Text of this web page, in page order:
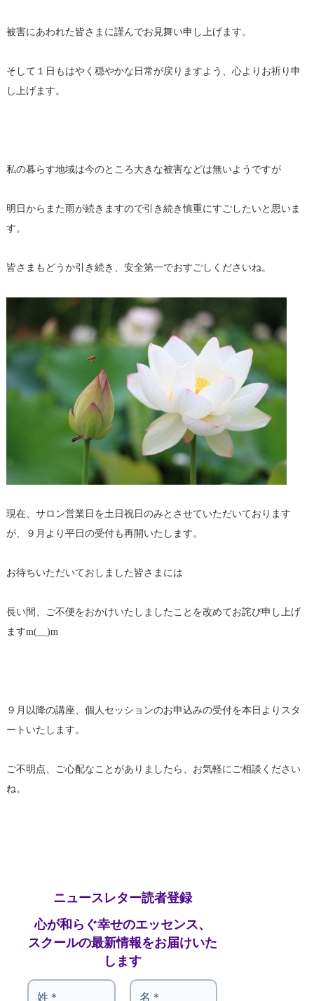
被害にあわれた皆さまに謹んでお見舞い申し上げます。
そして１日もはやく穏やかな日常が戻りますよう、心よりお祈り申
し上げます。
私の暮らす地域は今のところ大きな被害などは無いようですが
明日からまた雨が続きますので引き続き慎重にすごしたいと思いま
す。
皆さまもどうか引き続き、安全第一でおすごしくださいね。
現在、サロン営業日を土日祝日のみとさせていただいております
が、９月より平日の受付も再開いたします。
お待ちいただいておしました皆さまには
長い間、ご不便をおかけいたしましたことを改めてお詫び申し上げ
ますm(__)m
９月以降の講座、個人セッションのお申込みの受付を本日よりスタ
ートいたします。
ご不明点、ご心配なことがありましたら、お気軽にご相談ください
ね。
ニュースレター読者登録
心が和らぐ幸せのエッセンス、
スクールの最新情報をお届けいた
します